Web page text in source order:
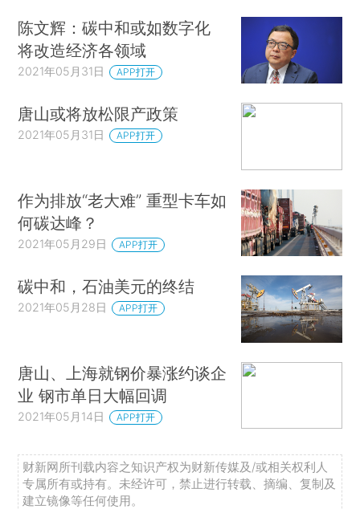
陈文辉：碳中和或如数字化
将改造经济各领域
2021年05月31日 APP打开
唐山或将放松限产政策
2021年05月31日 APP打开
作为排放“老大难” 重型卡车如
何碳达峰？
2021年05月29日 APP打开
碳中和，石油美元的终结
2021年05月28日 APP打开
唐山、上海就钢价暴涨约谈企
业 钢市单日大幅回调
2021年05月14日 APP打开
财新网所刊载内容之知识产权为财新传媒及/或相关权利人
专属所有或持有。未经许可，禁止进行转载、摘编、复制及
建立镜像等任何使用。